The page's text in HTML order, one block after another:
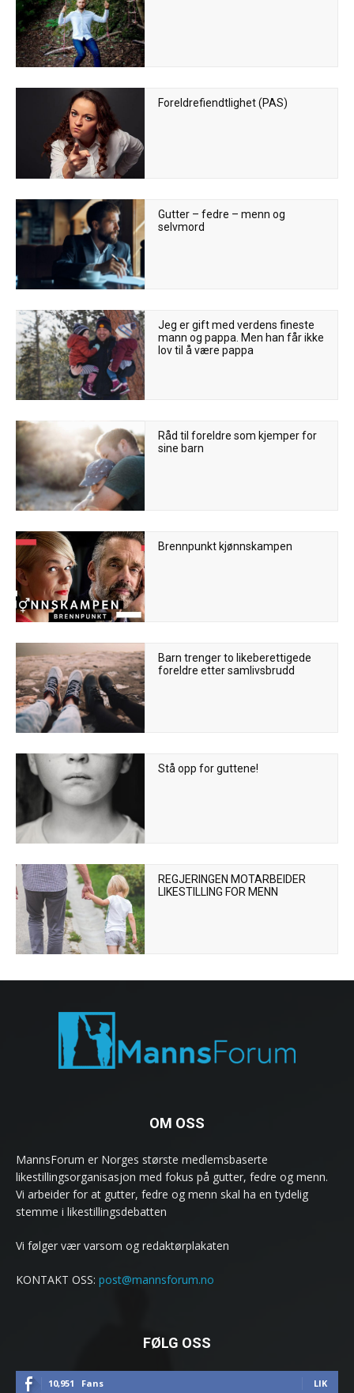
Foreldrefiendtlighet (PAS)
Gutter – fedre – menn og
selvmord
Jeg er gift med verdens fineste
mann og pappa. Men han får ikke
lov til å være pappa
Råd til foreldre som kjemper for
sine barn
Brennpunkt kjønnskampen
Barn trenger to likeberettigede
foreldre etter samlivsbrudd
Stå opp for guttene!
REGJERINGEN MOTARBEIDER
LIKESTILLING FOR MENN
OM OSS
MannsForum er Norges største medlemsbaserte
likestillingsorganisasjon med fokus på gutter, fedre og menn.
Vi arbeider for at gutter, fedre og menn skal ha en tydelig
stemme i likestillingsdebatten
Vi følger vær varsom og redaktørplakaten
KONTAKT OSS: post@mannsforum.no
FØLG OSS
10,951 Fans LIK